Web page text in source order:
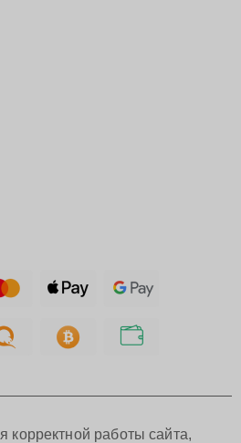
корректной работы сайта,